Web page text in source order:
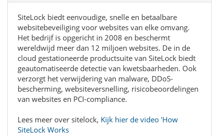
SiteLock biedt eenvoudige, snelle en betaalbare
websitebeveiliging voor websites van elke omvang.
Het bedrijf is opgericht in 2008 en beschermt
wereldwijd meer dan 12 miljoen websites. De in de
cloud gestationeerde productsuite van SiteLock biedt
geautomatiseerde detectie van kwetsbaarheden. Ook
verzorgt het verwijdering van malware, DDoS-
bescherming, websiteversnelling, risicobeoordelingen
van websites en PCI-compliance.
Lees meer over sitelock, Kijk hier de video 'How
SiteLock Works